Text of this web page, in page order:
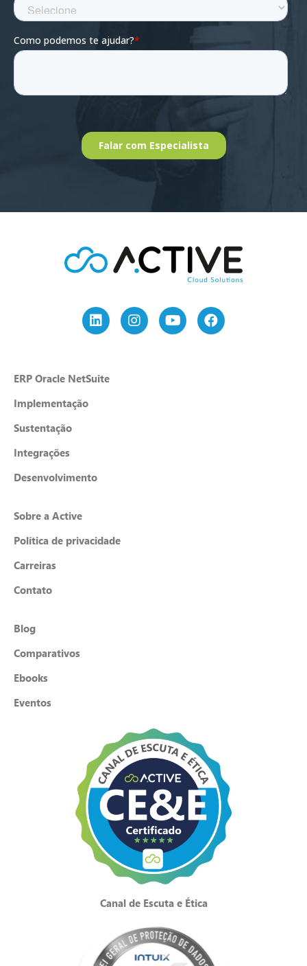
ERP Oracle NetSuite
Implementação
Sustentação
Integrações
Desenvolvimento
Sobre a Active
Política de privacidade
Carreiras
Contato
Blog
Comparativos
Ebooks
Eventos
Canal de Escuta e Ética